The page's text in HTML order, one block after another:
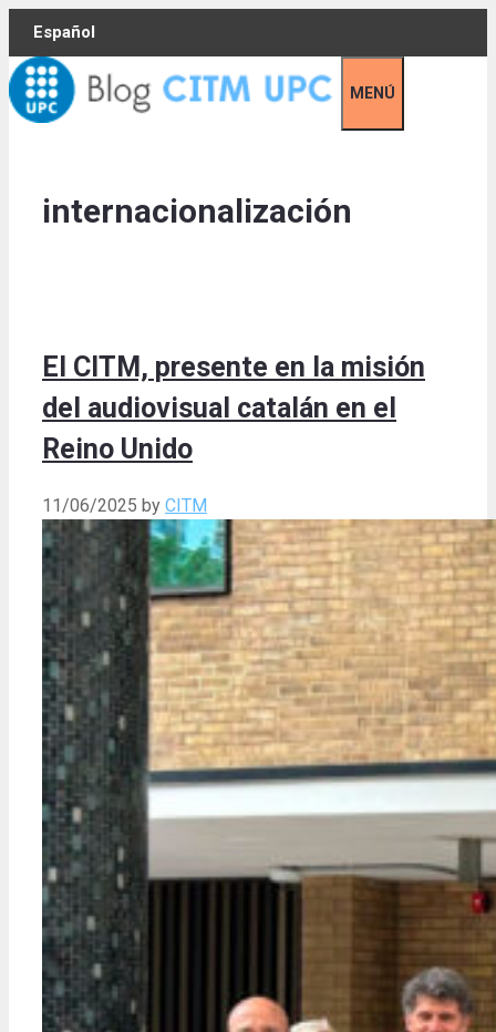
Skip
content
Español
MENÚ
internacionalización
El CITM, presente en la misión
del audiovisual catalán en el
Reino Unido
11/06/2025 by CITM